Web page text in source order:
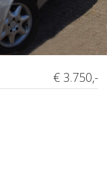
€ 3.750,-